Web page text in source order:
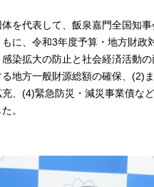
を代表して、飯泉嘉門全国知
もに、令和3年度予算・地方財政
染拡大の防止と社会経済活動
る地方一般財源総額の確保、(2)
、(4)緊急防災・減災事業債な
。